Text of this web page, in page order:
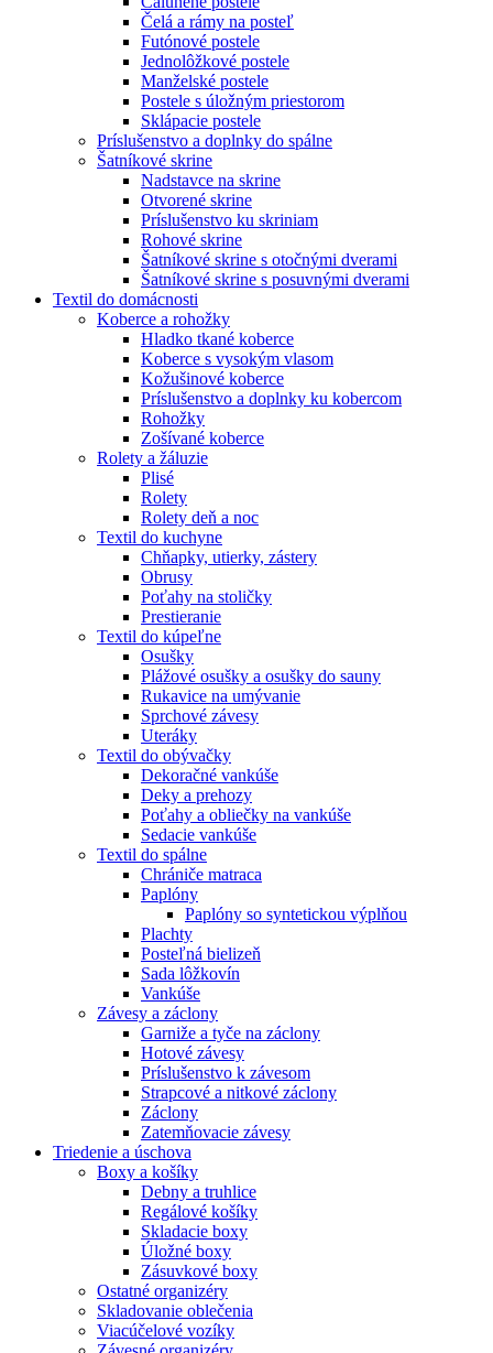
Čelá a rámy na posteľ
Futónové postele
Jednolôžkové postele
Manželské postele
Postele s úložným priestorom
Sklápacie postele
Príslušenstvo a doplnky do spálne
Šatníkové skrine
Nadstavce na skrine
Otvorené skrine
Príslušenstvo ku skriniam
Rohové skrine
Šatníkové skrine s otočnými dverami
Šatníkové skrine s posuvnými dverami
Textil do domácnosti
Koberce a rohožky
Hladko tkané koberce
Koberce s vysokým vlasom
Kožušinové koberce
Príslušenstvo a doplnky ku kobercom
Rohožky
Zošívané koberce
Rolety a žáluzie
Plisé
Rolety
Rolety deň a noc
Textil do kuchyne
Chňapky, utierky, zástery
Obrusy
Poťahy na stoličky
Prestieranie
Textil do kúpeľne
Osušky
Plážové osušky a osušky do sauny
Rukavice na umývanie
Sprchové závesy
Uteráky
Textil do obývačky
Dekoračné vankúše
Deky a prehozy
Poťahy a obliečky na vankúše
Sedacie vankúše
Textil do spálne
Chrániče matraca
Paplóny
Paplóny so syntetickou výplňou
Plachty
Posteľná bielizeň
Sada lôžkovín
Vankúše
Závesy a záclony
Garniže a tyče na záclony
Hotové závesy
Príslušenstvo k závesom
Strapcové a nitkové záclony
Záclony
Zatemňovacie závesy
Triedenie a úschova
Boxy a košíky
Debny a truhlice
Regálové košíky
Skladacie boxy
Úložné boxy
Zásuvkové boxy
Ostatné organizéry
Skladovanie oblečenia
Viacúčelové vozíky